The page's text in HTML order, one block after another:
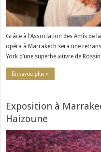
Grâce à l’Association des Amis de
opéra à Marrakech sera une
York d’une superbe œuvre de
En savoir plus »
Exposition à
Haizoune